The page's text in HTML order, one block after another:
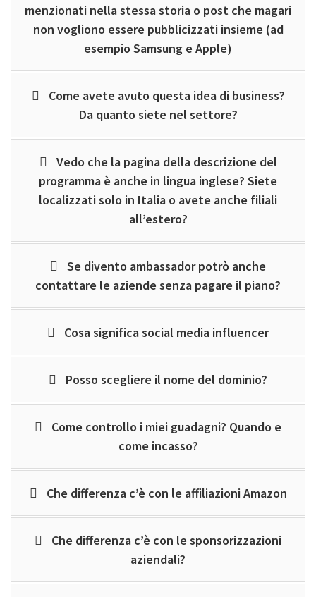
menzionati nella stessa storia o post che magari
non vogliono essere pubblicizzati insieme (ad
esempio Samsung e Apple)
Come avete avuto questa idea di business?
Da quanto siete nel settore?
Vedo che la pagina della descrizione del
programma è anche in lingua inglese? Siete
localizzati solo in Italia o avete anche filiali
all’estero?
Se divento ambassador potrò anche
contattare le aziende senza pagare il piano?
Cosa significa social media influencer
Posso scegliere il nome del dominio?
Come controllo i miei guadagni? Quando e
come incasso?
Che differenza c’è con le affiliazioni Amazon
Che differenza c’è con le sponsorizzazioni
aziendali?